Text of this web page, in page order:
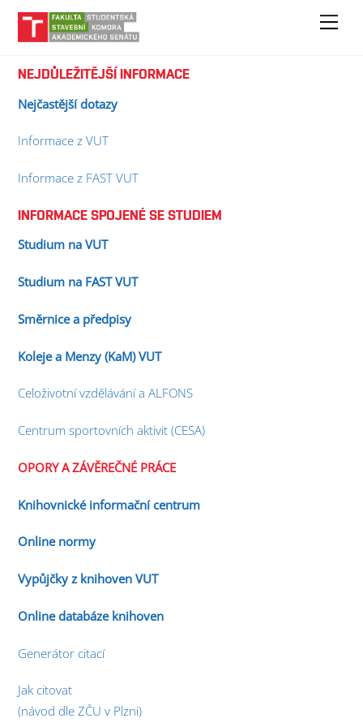
Skip
NEJDŮLEŽITĚJŠÍ INFORMACE
Nejčastější dotazy
Informace z VUT
Informace z FAST VUT
INFORMACE SPOJENÉ SE STUDIEM
Studium na VUT
Studium na FAST VUT
Směrnice a předpisy
Koleje a Menzy (KaM) VUT
Celoživotní vzdělávání a ALFONS
Centrum sportovních aktivit (CESA)
OPORY A ZÁVĚREČNÉ PRÁCE
Knihovnické informační centrum
Online normy
Vypůjčky z knihoven VUT
Online databáze knihoven
Generátor citací
Jak citovat
(návod dle ZČU v Plzni)